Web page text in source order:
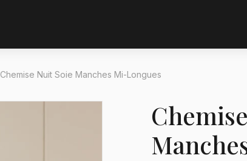
Chemise Nuit Soie Manches Mi-Longues